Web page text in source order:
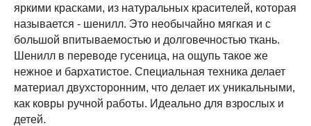
яркими красками, из натуральных красителей, которая
называется - шенилл. Это необычайно мягкая и с
большой впитываемостью и долговечностью ткань.
Шенилл в переводе гусеница, на ощупь такое же
нежное и бархатистое. Специальная техника делает
материал двухсторонним, что делает их уникальными,
как ковры ручной работы. Идеально для взрослых и
детей.